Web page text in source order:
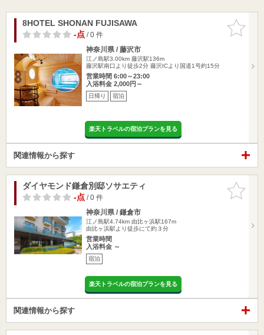
お気に入
りに追加
8HOTEL SHONAN FUJISAWA
-点/ 0 件
神奈川県 / 藤沢市
江ノ島駅3.00km 藤沢駅136m
藤沢駅南口より徒歩2分 藤沢ICより国道1号約15分
営業時間 6:00～23:00
入浴料金 2,000円～
日帰り 宿泊
楽天トラベルの宿泊プランを見る
関連情報から探す
お気に入
りに追加
ダイヤモンド鎌倉別邸ソサエティ
-点/ 0 件
神奈川県 / 鎌倉市
江ノ島駅4.74km 由比ヶ浜駅167m
由比ヶ浜駅より徒歩にて約３分
営業時間
入浴料金 ～
宿泊
楽天トラベルの宿泊プランを見る
関連情報から探す